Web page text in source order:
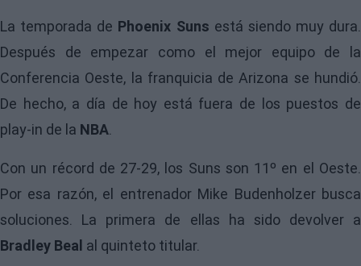
La temporada de Phoenix Suns está siendo muy dura.
Después de empezar como el mejor equipo de la
Conferencia Oeste, la franquicia de Arizona se hundió.
De hecho, a día de hoy está fuera de los puestos de
play-in de la NBA.
Con un récord de 27-29, los Suns son 11º en el Oeste.
Por esa razón, el entrenador Mike Budenholzer busca
soluciones. La primera de ellas ha sido devolver a
Bradley Beal al quinteto titular.